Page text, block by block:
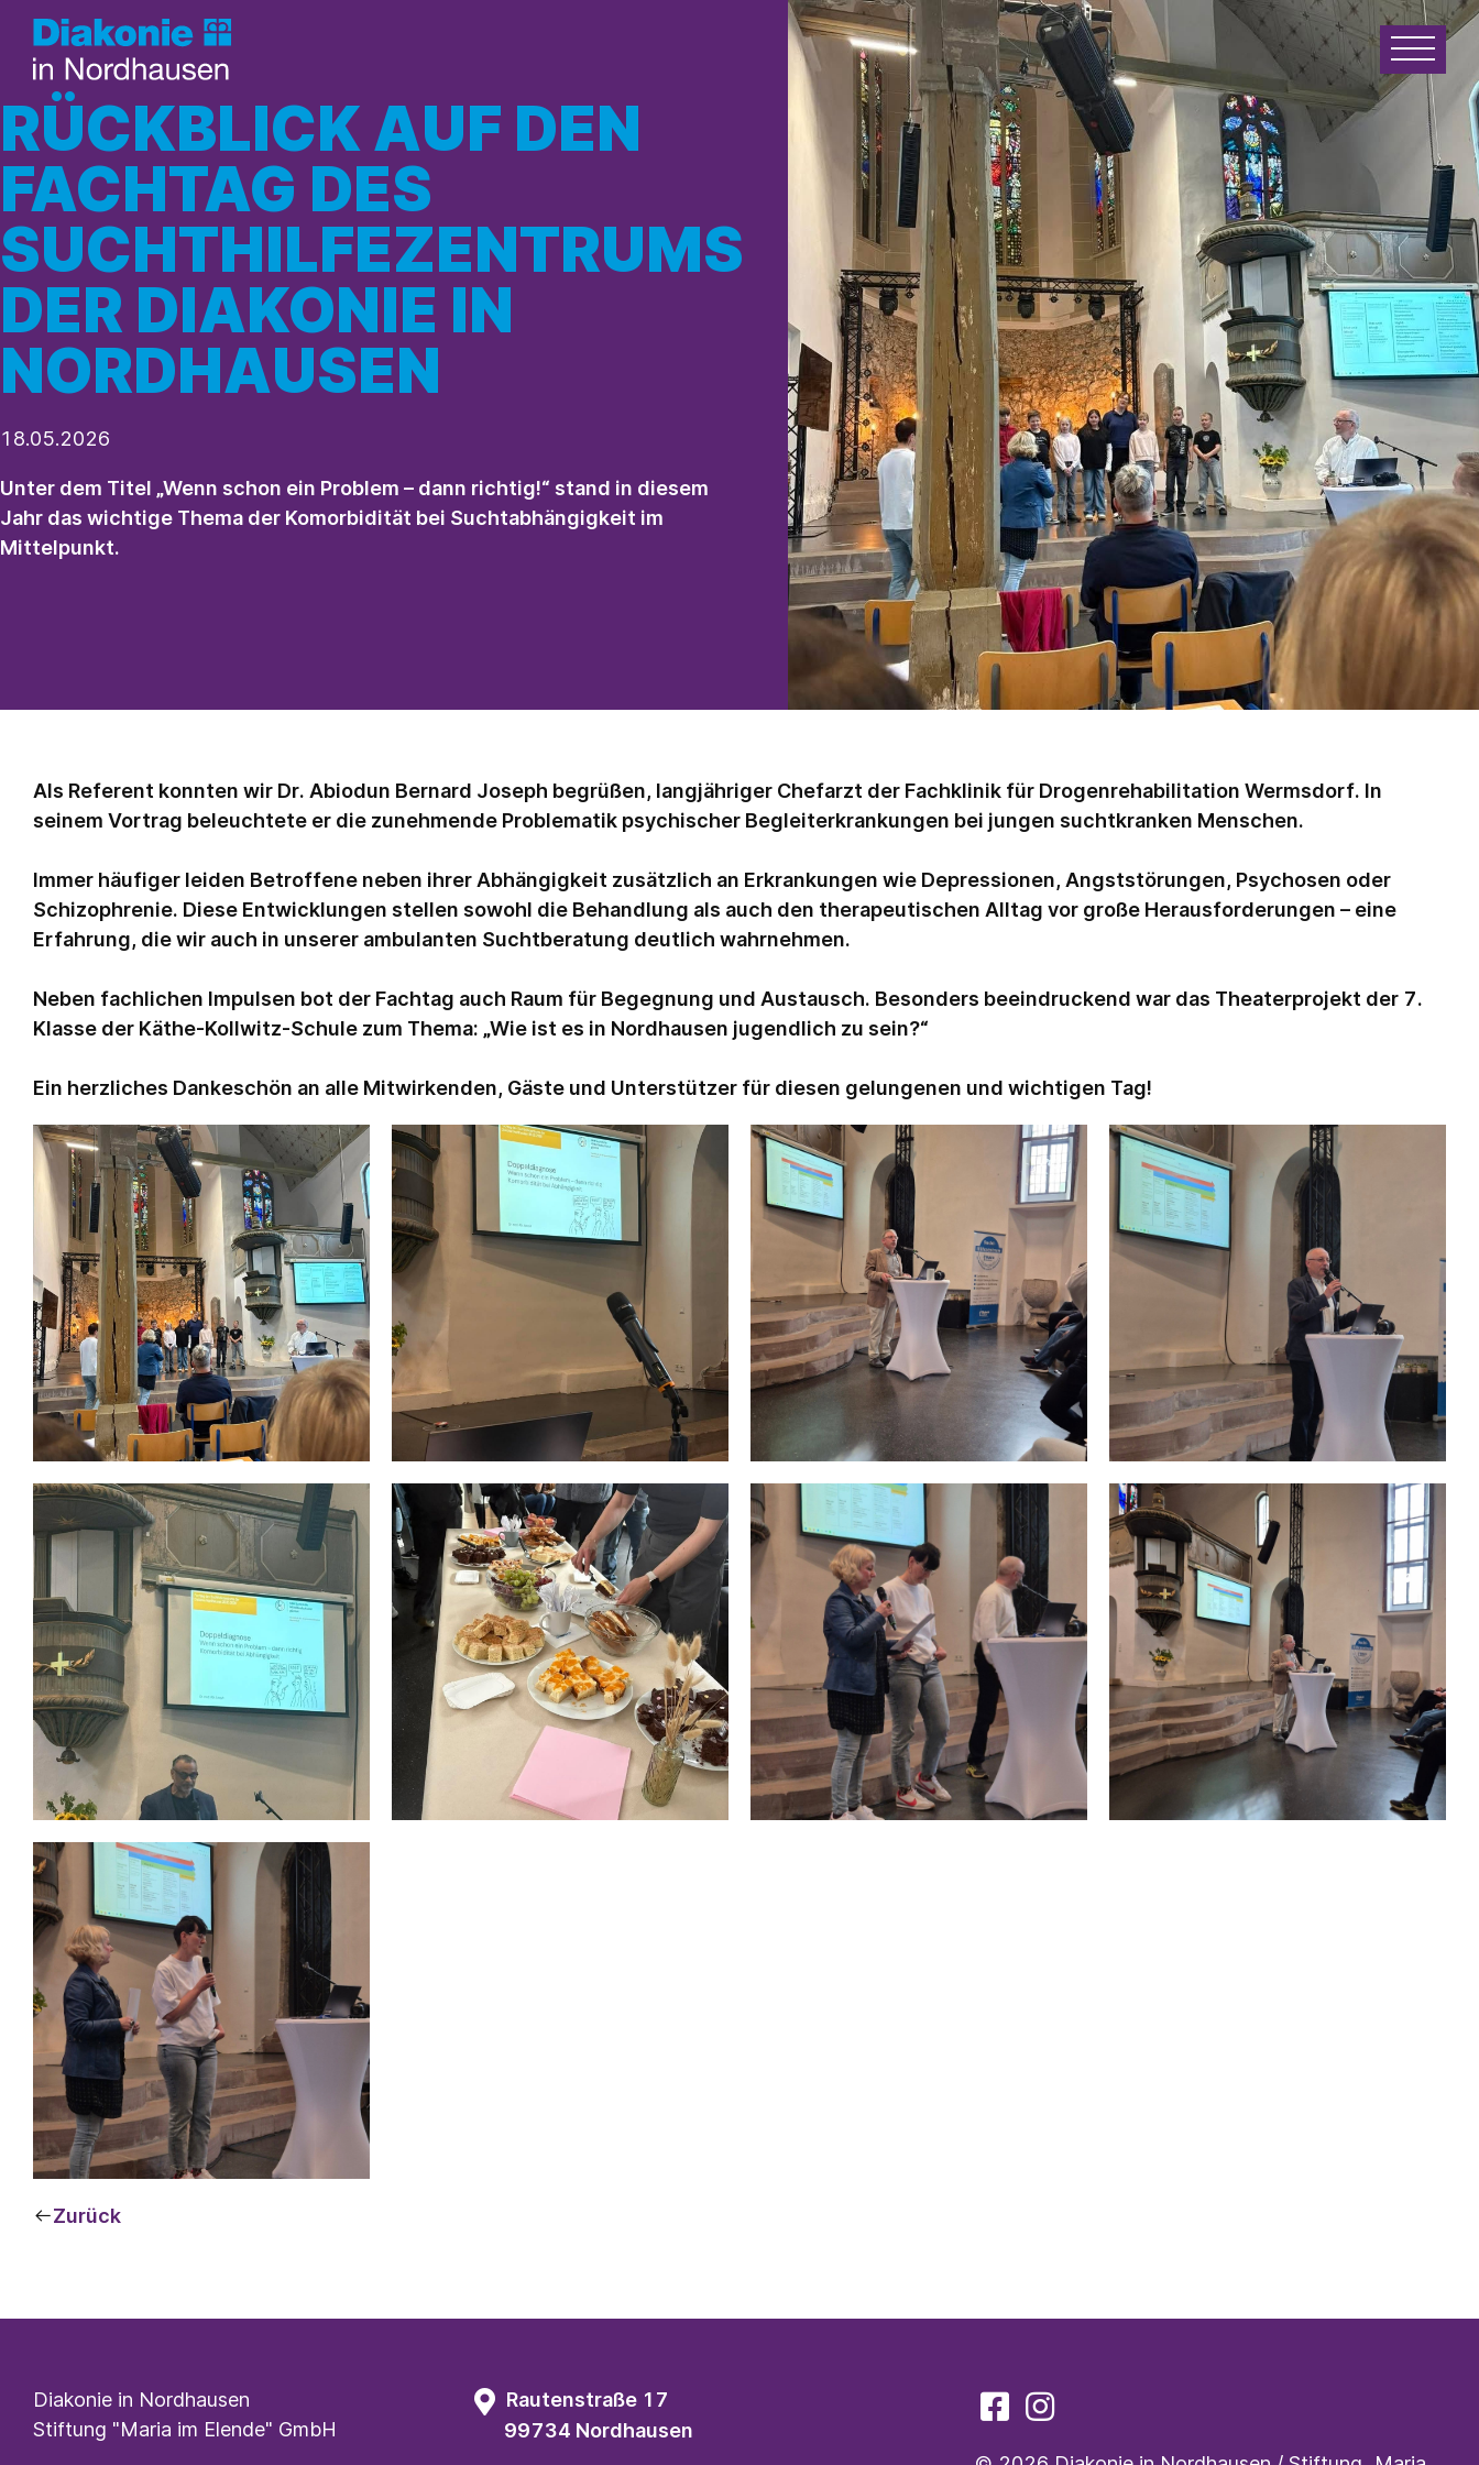
RÜCKBLICK AUF DEN
FACHTAG DES
SUCHTHILFEZENTRUMS
DER DIAKONIE IN
NORDHAUSEN
18.05.2026
Unter dem Titel „Wenn schon ein Problem – dann richtig!“ stand in diesem
Jahr das wichtige Thema der Komorbidität bei Suchtabhängigkeit im
Mittelpunkt.
Als Referent konnten wir Dr. Abiodun Bernard Joseph begrüßen, langjähriger Chefarzt der Fachklinik für Drogenrehabilitation Wermsdorf. In
seinem Vortrag beleuchtete er die zunehmende Problematik psychischer Begleiterkrankungen bei jungen suchtkranken Menschen.
Immer häufiger leiden Betroffene neben ihrer Abhängigkeit zusätzlich an Erkrankungen wie Depressionen, Angststörungen, Psychosen oder
Schizophrenie. Diese Entwicklungen stellen sowohl die Behandlung als auch den therapeutischen Alltag vor große Herausforderungen – eine
Erfahrung, die wir auch in unserer ambulanten Suchtberatung deutlich wahrnehmen.
Neben fachlichen Impulsen bot der Fachtag auch Raum für Begegnung und Austausch. Besonders beeindruckend war das Theaterprojekt der 7.
Klasse der Käthe-Kollwitz-Schule zum Thema: „Wie ist es in Nordhausen jugendlich zu sein?“
Ein herzliches Dankeschön an alle Mitwirkenden, Gäste und Unterstützer für diesen gelungenen und wichtigen Tag!
Zurück
Diakonie in Nordhausen
Stiftung "Maria im Elende" GmbH
Rautenstraße 17
99734 Nordhausen